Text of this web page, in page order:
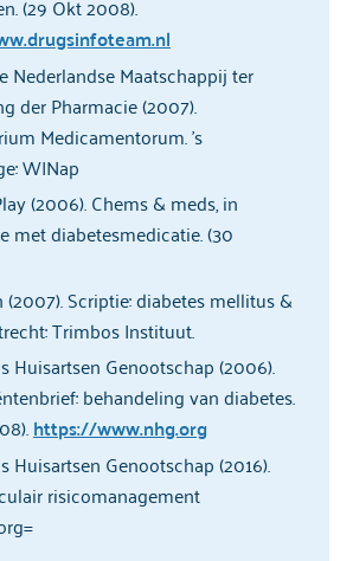
(29 Okt 2008).
Nederlandse Maatschappij ter
der Pharmacie (2007).
Medicamentorum. ’s
WINap
(2006). Chems & meds, in
met diabetesmedicatie. (30
(2007). Scriptie: diabetes mellitus &
Trimbos Instituut.
Huisartsen Genootschap (2006).
behandeling van diabetes.
https://www.nhg.org
Huisartsen Genootschap (2016).
risicomanagement